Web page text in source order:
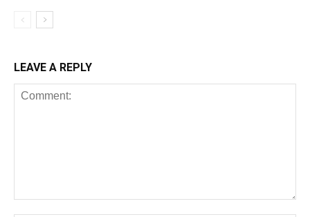
LEAVE A REPLY